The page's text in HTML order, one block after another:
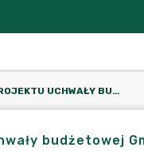
OPINIA RIO DOT. PROJEKTU UCHWAŁY BUDŻETOWEJ GMINY I MIASTA KRAJENKA NA 2025 ROK
budżetowej